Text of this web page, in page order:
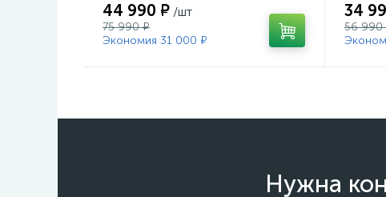
44 990 ₽ /шт
75 990 ₽
Экономия 31 000 ₽
34
56 990
Нужна